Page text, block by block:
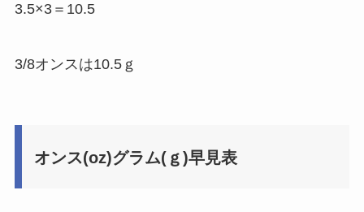
3.5×3＝10.5
3/8オンスは10.5ｇ
オンス(oz)グラム(ｇ)早見表